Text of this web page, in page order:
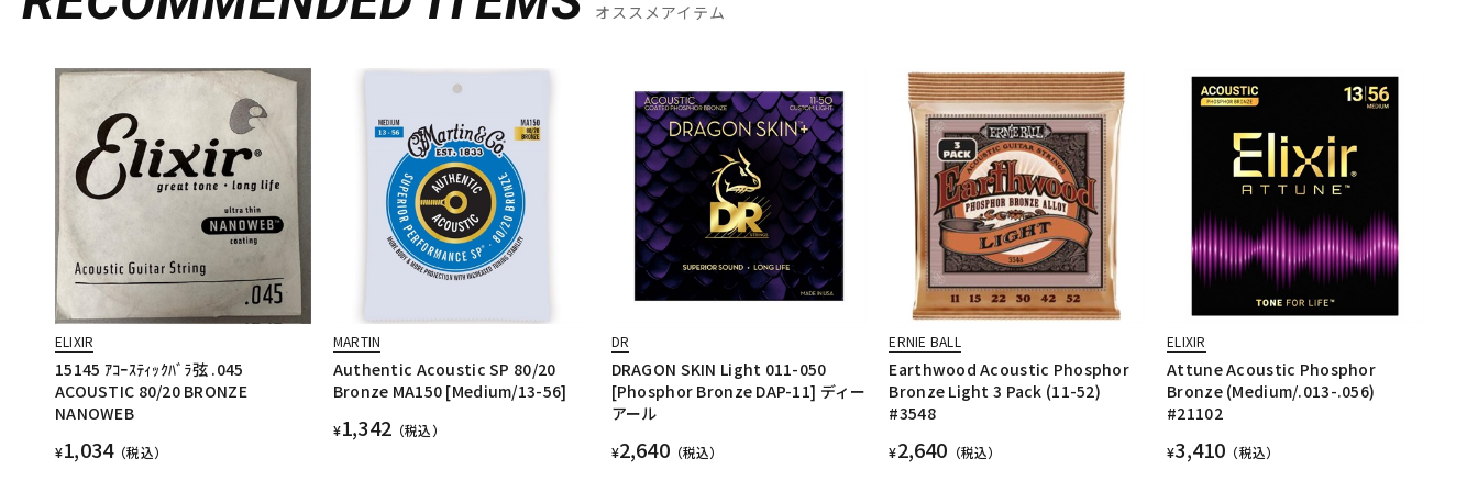
オススメアイテム
ELIXIR
15145 ｱｺｰｽﾃｨｯｸﾊﾞﾗ弦 .045
ACOUSTIC 80/20 BRONZE
NANOWEB
¥1,034（税込）
MARTIN
Authentic Acoustic SP 80/20
Bronze MA150 [Medium/13-56]
¥1,342 （税込）
DR
DRAGON SKIN Light 011-050
[Phosphor Bronze DAP-11] ディー
アール
¥2,640（税込）
ERNIE BALL
Earthwood Acoustic Phosphor
Bronze Light 3 Pack (11-52)
#3548
¥2,640 （税込）
ELIXIR
Attune Acoustic Phosphor
Bronze (Medium/.013-.056)
#21102
¥3,410 （税込）